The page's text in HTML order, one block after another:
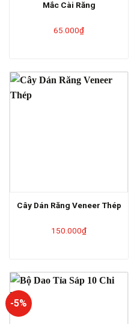
Mắc Cài Răng
65.000₫
Cây Dán Răng Veneer Thép
150.000₫
-5%